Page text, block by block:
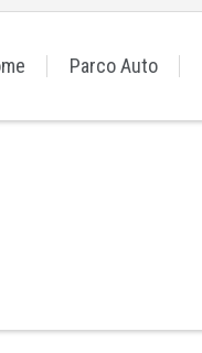
Parco Auto